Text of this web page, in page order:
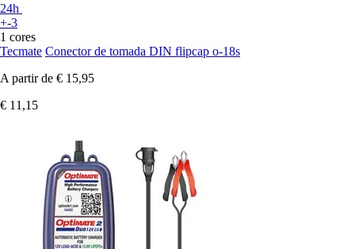
24h
+-3
1 cores
Tecmate Conector de tomada DIN flipcap o-18s
A partir de € 15,95
€ 11,15